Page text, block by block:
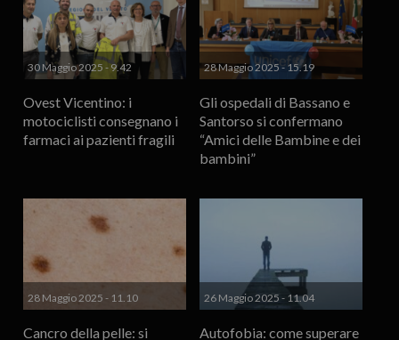
30 Maggio 2025 - 9.42
Ovest Vicentino: i
motociclisti consegnano i
farmaci ai pazienti fragili
28 Maggio 2025 - 15.19
Gli ospedali di Bassano e
Santorso si confermano
“Amici delle Bambine e dei
bambini”
28 Maggio 2025 - 11.10
Cancro della pelle: si
26 Maggio 2025 - 11.04
Autofobia: come superare